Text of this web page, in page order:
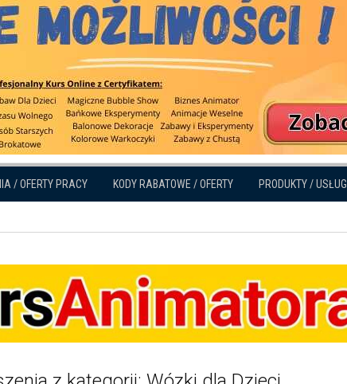
/ OFERTY PRACY KODY RABATOWE / OFERTY PRODUKTY / USŁUGI